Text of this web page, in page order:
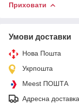
Приховати
Умови доставки
Нова Пошта
Укрпошта
Meest ПОШТА
Адресна доставка